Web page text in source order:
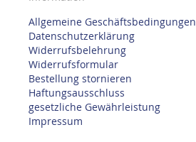
Allgemeine Geschäftsbedingungen
Datenschutzerklärung
Widerrufsbelehrung
Widerrufsformular
Bestellung stornieren
Haftungsausschluss
gesetzliche Gewährleistung
Impressum